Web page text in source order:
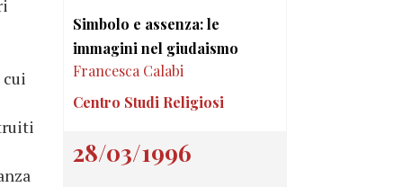
cui
Simbolo e assenza: le
immagini nel giudaismo
Francesca Calabi
Centro Studi Religiosi
28/03/1996